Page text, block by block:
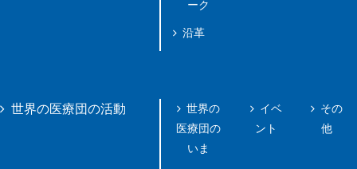
ーク
沿革
世界の医療団の活動
世界の
医療団の
いま
イベ
ント
その
他